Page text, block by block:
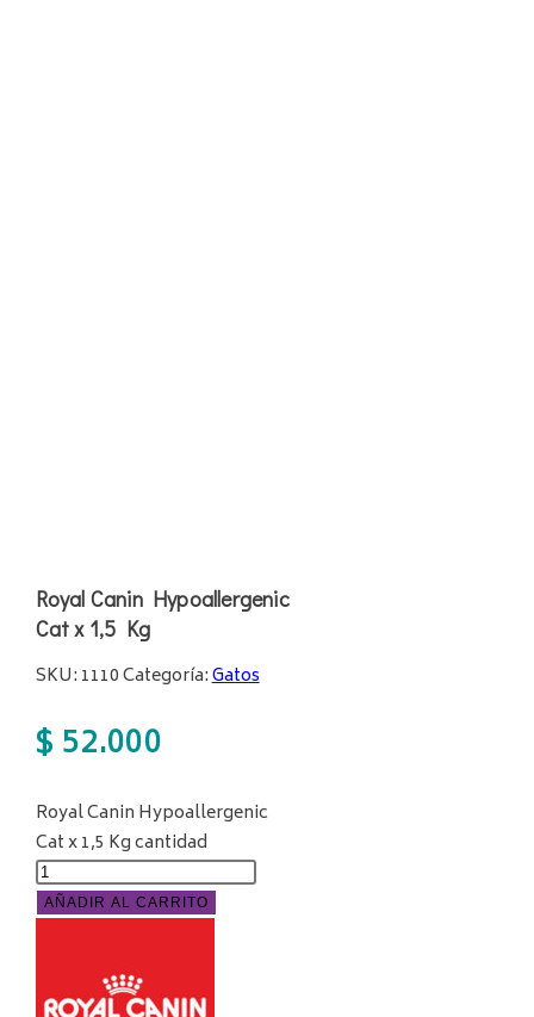
Royal Canin Hypoallergenic
Cat x 1,5 Kg
SKU: 1110Categoría:Gatos
$52.000
Royal Canin Hypoallergenic
Cat x 1,5 Kg cantidad
AÑADIR AL CARRITO